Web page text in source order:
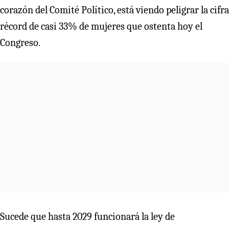
corazón del Comité Político, está viendo peligrar la cifra
récord de casi 33% de mujeres que ostenta hoy el
Congreso.
Sucede que hasta 2029 funcionará la ley de